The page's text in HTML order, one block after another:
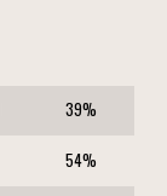
39%
54%